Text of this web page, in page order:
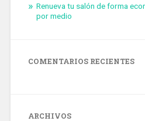
Renueva tu salón de forma
por medio
COMENTARIOS RECIENTES
ARCHIVOS